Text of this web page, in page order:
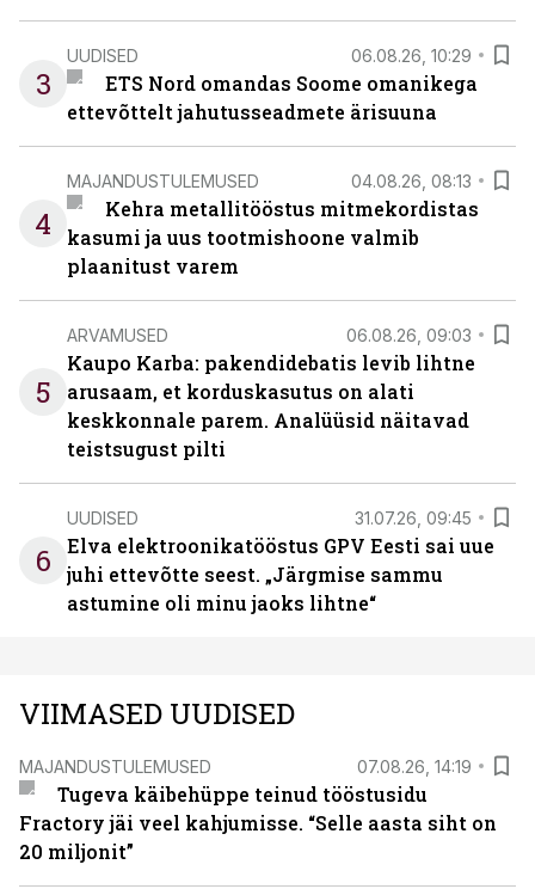
3
UUDISED 06.08.26, 10:29
ETS Nord omandas Soome omanikega
ettevõttelt jahutusseadmete ärisuuna
4
MAJANDUSTULEMUSED 04.08.26, 08:13
Kehra metallitööstus mitmekordistas
kasumi ja uus tootmishoone valmib
plaanitust varem
5
ARVAMUSED 06.08.26, 09:03
Kaupo Karba: pakendidebatis levib lihtne
arusaam, et korduskasutus on alati
keskkonnale parem. Analüüsid näitavad
teistsugust pilti
6
UUDISED 31.07.26, 09:45
Elva elektroonikatööstus GPV Eesti sai uue
juhi ettevõtte seest. „Järgmise sammu
astumine oli minu jaoks lihtne“
VIIMASED UUDISED
MAJANDUSTULEMUSED 07.08.26, 14:19
Tugeva käibehüppe teinud tööstusidu
Fractory jäi veel kahjumisse. “Selle aasta siht on
20 miljonit”